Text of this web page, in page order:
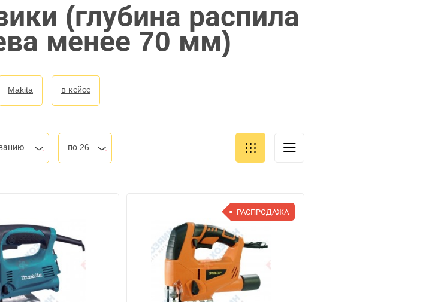
(глубина распила
менее 70 мм)
Makita в кейсе
по 26
РАСПРОДАЖА